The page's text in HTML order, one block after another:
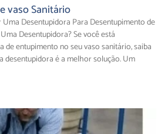
vaso Sanitário
Desentupidora Para Desentupimento de
Desentupidora? Se você está
de entupimento no seu vaso sanitário, saiba
desentupidora é a melhor solução. Um